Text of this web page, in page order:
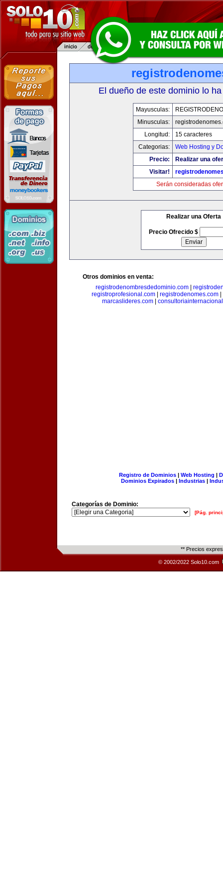
El dueño de este dominio lo
Mayusculas:
Minusculas:
Longitud:
15 caracteres
Categorias:
Web Hosting y
Precio:
Realizar una
Visitar!
Serán consideradas
Realizar una Oferta
Precio Ofrecido $
Otros dominios en venta:
registrodenombresdedominio.com|
registroprofesional.com| registrodenomes.com|
marcaslideres.com
Registro de Dominios| Web Hosting |
Dominios Expirados | Industrias |
Categorías de Dominio:
[Pág.
** Precios
© 2002/2022 Solo10.com